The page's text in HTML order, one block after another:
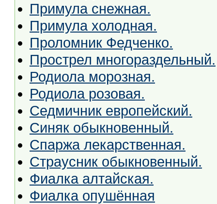
Примула снежная.
Примула холодная.
Проломник Федченко.
Прострел многораздельный.
Родиола морозная.
Родиола розовая.
Седмичник европейский.
Синяк обыкновенный.
Спаржа лекарственная.
Страусник обыкновенный.
Фиалка алтайская.
Фиалка опушённая